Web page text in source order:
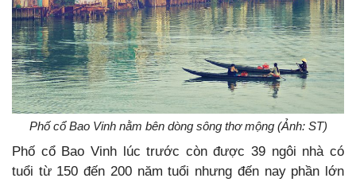
Phố cổ Bao Vinh nằm bên dòng sông thơ mộng (Ảnh: ST)
Phố cổ Bao Vinh lúc trước còn được 39 ngôi nhà có
tuổi từ 150 đến 200 năm tuổi nhưng đến nay phần lớn